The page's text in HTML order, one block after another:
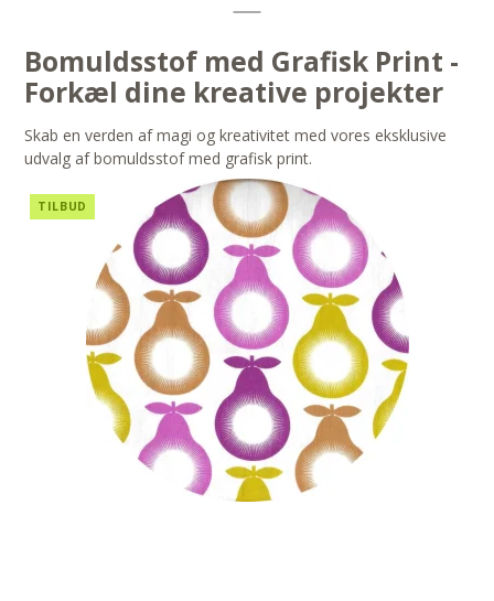
Bomuldsstof med Grafisk Print -
Forkæl dine kreative projekter
Skab en verden af magi og kreativitet med vores eksklusive
udvalg af bomuldsstof med grafisk print.
TILBUD